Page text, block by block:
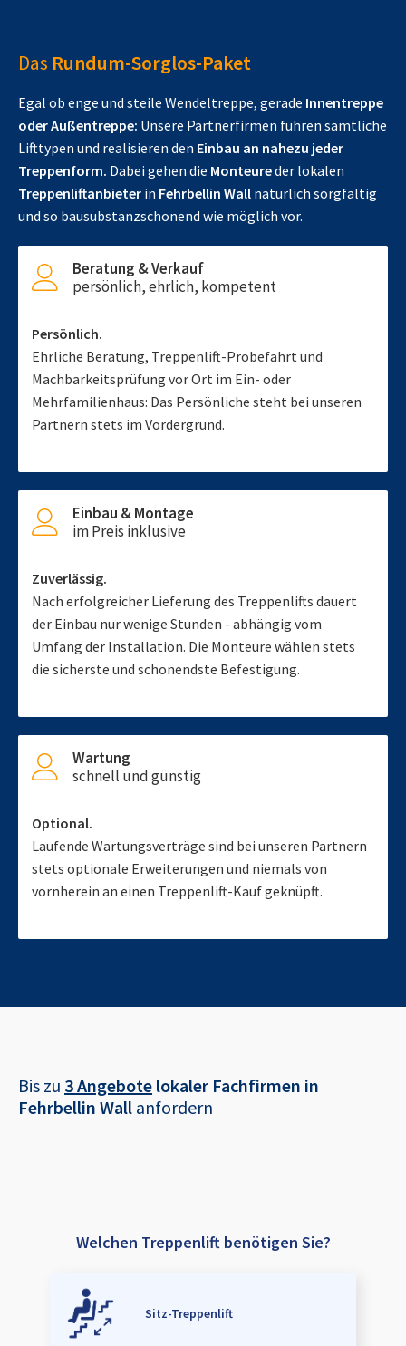
Das Rundum-Sorglos-Paket
Egal ob enge und steile Wendeltreppe, gerade Innentreppe
oder Außentreppe: Unsere Partnerfirmen führen sämtliche
Lifttypen und realisieren den Einbau an nahezu jeder
Treppenform. Dabei gehen die Monteureder lokalen
Treppenliftanbieter in Fehrbellin Wall natürlich sorgfältig
und so bausubstanzschonend wie möglich vor.
Beratung & Verkauf
persönlich, ehrlich, kompetent
Persönlich.
Ehrliche Beratung, Treppenlift-Probefahrt und
Machbarkeitsprüfung vor Ort im Ein- oder
Mehrfamilienhaus: Das Persönliche steht bei unseren
Partnern stets im Vordergrund.
Einbau & Montage
im Preis inklusive
Zuverlässig.
Nach erfolgreicher Lieferung des Treppenlifts dauert
der Einbau nur wenige Stunden - abhängig vom
Umfang der Installation. Die Monteure wählen stets
die sicherste und schonendste Befestigung.
Wartung
schnell und günstig
Optional.
Laufende Wartungsverträge sind bei unseren Partnern
stets optionale Erweiterungen und niemals von
vornherein an einen Treppenlift-Kauf geknüpft.
Bis zu 3 Angebote lokaler Fachfirmen in
Fehrbellin Wall anfordern
Welchen Treppenlift benötigen Sie?
Sitz-Treppenlift